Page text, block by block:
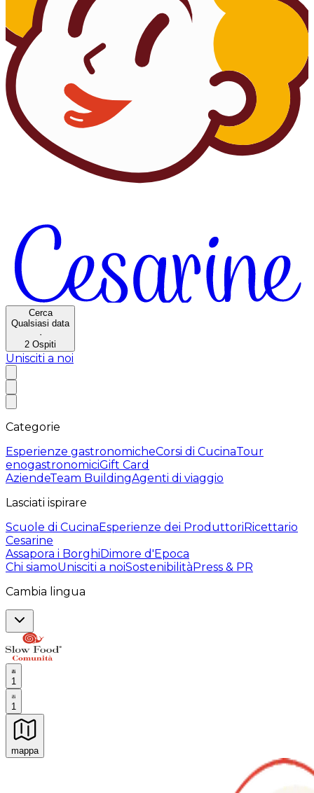
Cerca
Qualsiasi data
·
2 Ospiti
Unisciti a noi
Categorie
Esperienze gastronomicheCorsi di CucinaTour
enogastronomiciGift Card
AziendeTeam BuildingAgenti di viaggio
Lasciati ispirare
Scuole di CucinaEsperienze dei ProduttoriRicettario
Cesarine
Assapora i BorghiDimore d'Epoca
Chi siamoUnisciti a noiSostenibilitàPress & PR
Cambia lingua
1
1
mappa
Esperienze culinarie indimenticabili: Esperienze